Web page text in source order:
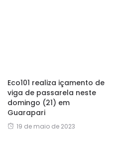
Eco101 realiza içamento de
viga de passarela neste
domingo (21) em
Guarapari
19 de maio de 2023